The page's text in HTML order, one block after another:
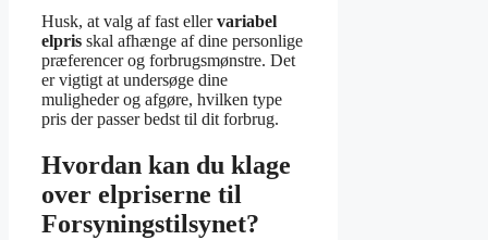
Husk, at valg af fast ellervariabel
elpris skal afhænge af dine personlige
præferencer og forbrugsmønstre. Det
er vigtigt at undersøge dine
muligheder og afgøre, hvilken type
pris der passer bedst til dit forbrug.
Hvordan kan du klage
over elpriserne til
Forsyningstilsynet?